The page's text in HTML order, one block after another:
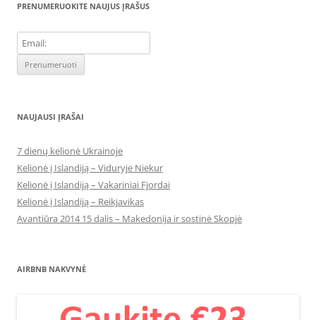
PRENUMERUOKITE NAUJUS ĮRAŠUS
NAUJAUSI ĮRAŠAI
7 dienų kelionė Ukrainoje
Kelionė į Islandiją – Viduryje Niekur
Kelionė į Islandiją – Vakariniai Fjordai
Kelionė į Islandiją – Reikjavikas
Avantiūra 2014 15 dalis – Makedonija ir sostinė Skopjė
AIRBNB NAKVYNĖ